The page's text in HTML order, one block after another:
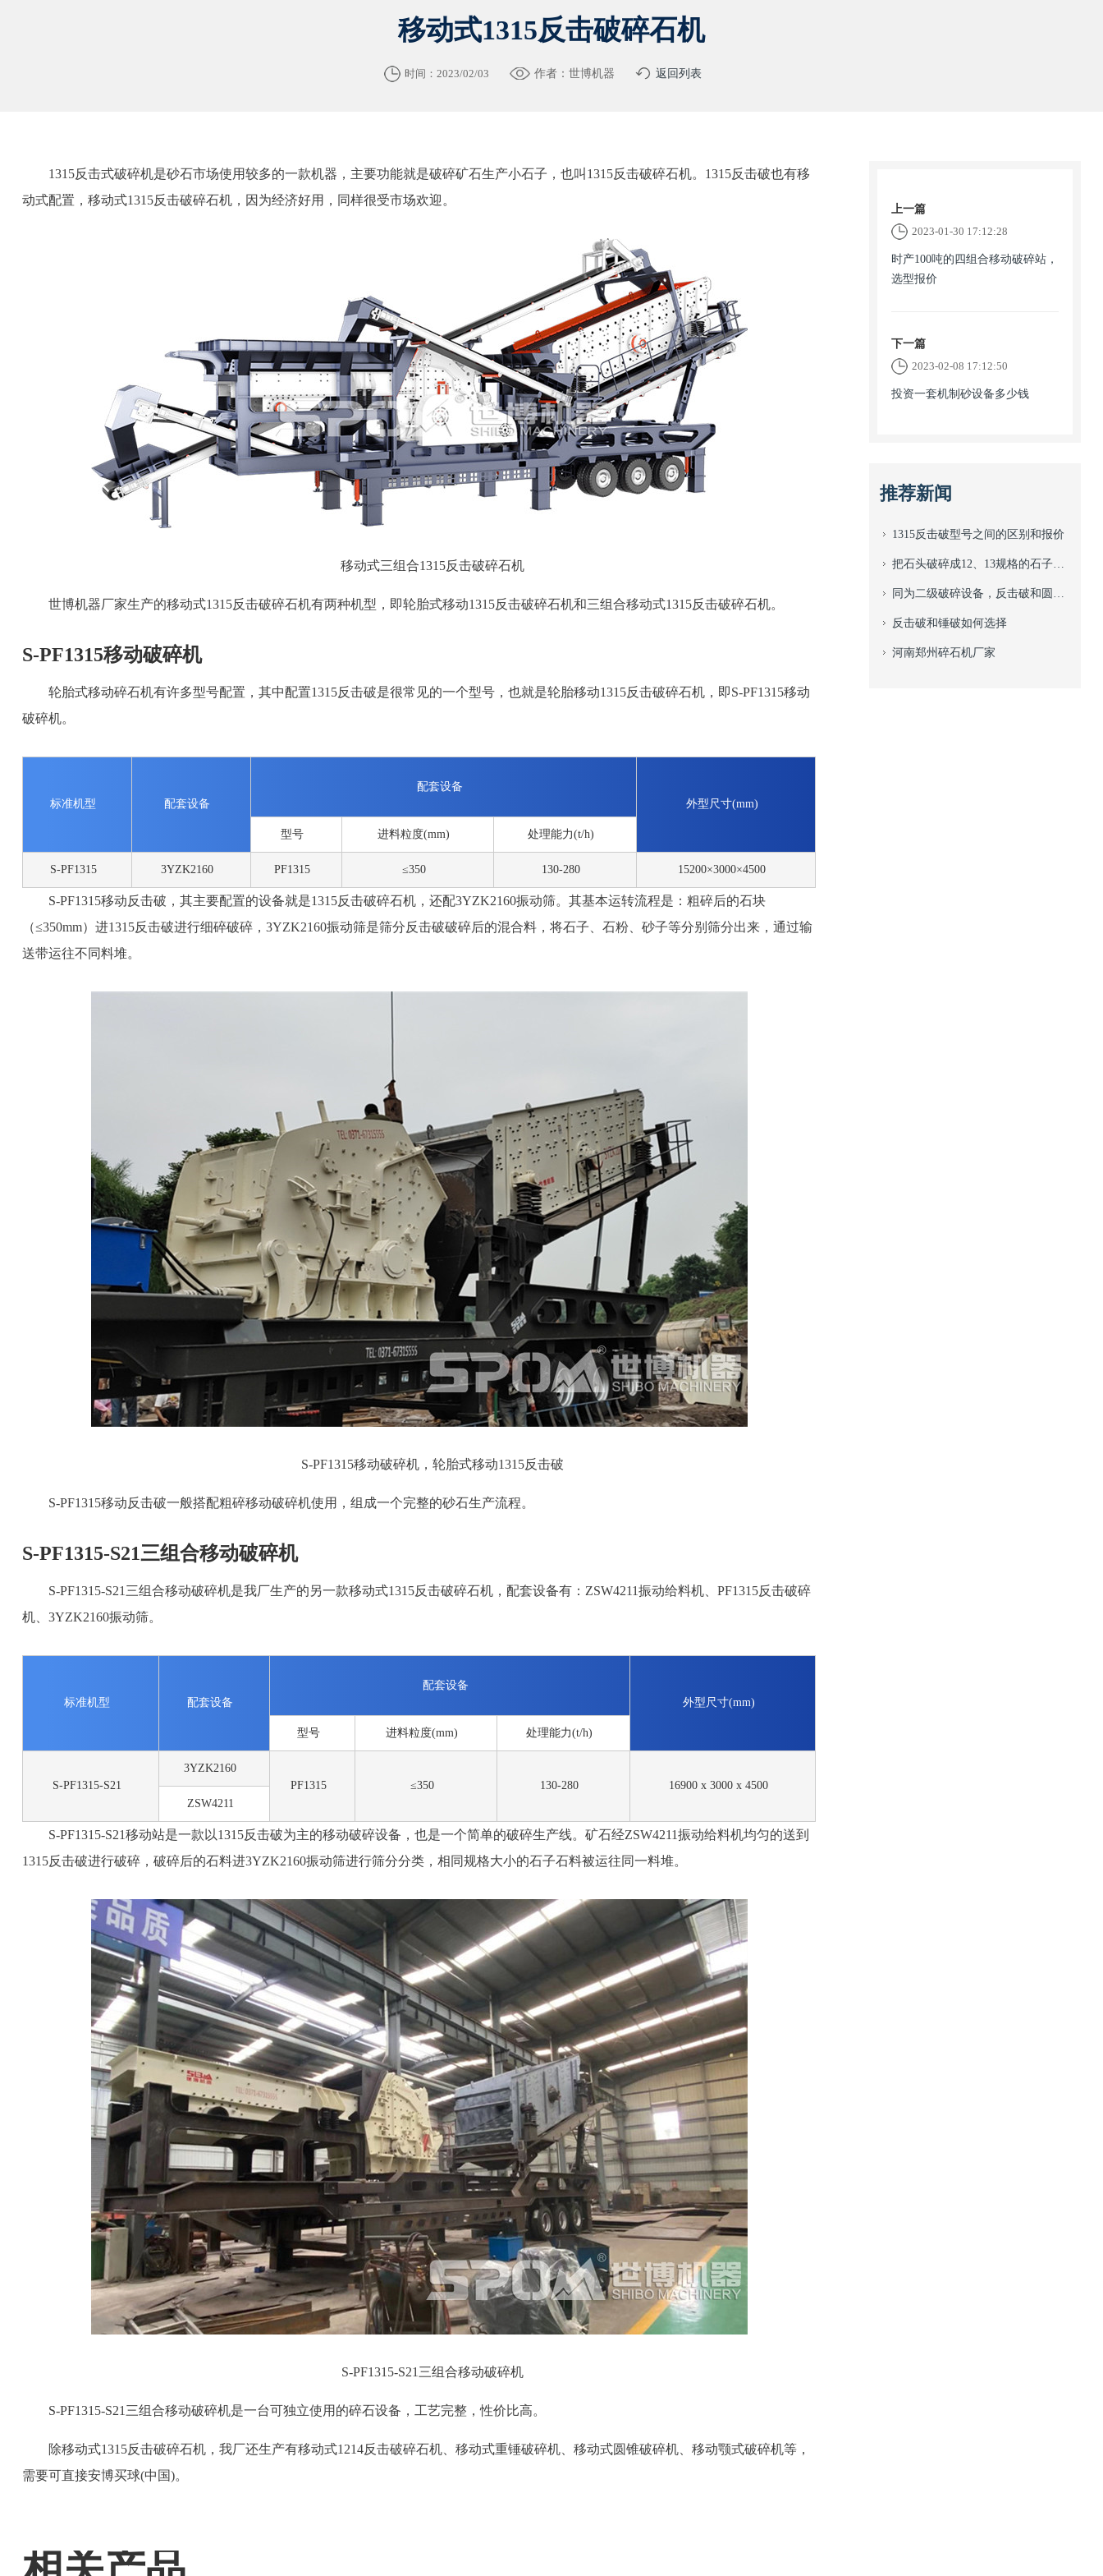
移动式1315反击破碎石机
时间：2023/02/03 作者：世博机器 返回列表
1315反击式破碎机是砂石市场使用较多的一款机器，主要功能就是破碎矿石生产小石子，也叫1315反击破碎石机。1315反击破也有移
动式配置，移动式1315反击破碎石机，因为经济好用，同样很受市场欢迎。
移动式三组合1315反击破碎石机
世博机器厂家生产的移动式1315反击破碎石机有两种机型，即轮胎式移动1315反击破碎石机和三组合移动式1315反击破碎石机。
S-PF1315移动破碎机
轮胎式移动碎石机有许多型号配置，其中配置1315反击破是很常见的一个型号，也就是轮胎移动1315反击破碎石机，即S-PF1315移动
破碎机。
标准机型 配套设备
配套设备
外型尺寸(mm)
型号 进料粒度(mm) 处理能力(t/h)
S-PF1315 3YZK2160 PF1315 ≤350 130-280 15200×3000×4500
S-PF1315移动反击破，其主要配置的设备就是1315反击破碎石机，还配3YZK2160振动筛。其基本运转流程是：粗碎后的石块
（≤350mm）进1315反击破进行细碎破碎，3YZK2160振动筛是筛分反击破破碎后的混合料，将石子、石粉、砂子等分别筛分出来，通过输
送带运往不同料堆。
S-PF1315移动破碎机，轮胎式移动1315反击破
S-PF1315移动反击破一般搭配粗碎移动破碎机使用，组成一个完整的砂石生产流程。
S-PF1315-S21三组合移动破碎机
S-PF1315-S21三组合移动破碎机是我厂生产的另一款移动式1315反击破碎石机，配套设备有：ZSW4211振动给料机、PF1315反击破碎
机、3YZK2160振动筛。
标准机型 配套设备
配套设备
外型尺寸(mm)
型号 进料粒度(mm) 处理能力(t/h)
S-PF1315-S21
3YZK2160
PF1315
≤350 130-280
16900 x 3000 x 4500
ZSW4211
S-PF1315-S21移动站是一款以1315反击破为主的移动破碎设备，也是一个简单的破碎生产线。矿石经ZSW4211振动给料机均匀的送到
1315反击破进行破碎，破碎后的石料进3YZK2160振动筛进行筛分分类，相同规格大小的石子石料被运往同一料堆。
S-PF1315-S21三组合移动破碎机
S-PF1315-S21三组合移动破碎机是一台可独立使用的碎石设备，工艺完整，性价比高。
除移动式1315反击破碎石机，我厂还生产有移动式1214反击破碎石机、移动式重锤破碎机、移动式圆锥破碎机、移动颚式破碎机等，
需要可直接安博买球(中国)。
上一篇
2023-01-30 17:12:28
时产100吨的四组合移动破碎站，
选型报价
下一篇
2023-02-08 17:12:50
投资一套机制砂设备多少钱
推荐新闻
1315反击破型号之间的区别和报价
把石头破碎成12、13规格的石子该选用什么型号的碎石机？
反击破和锤破如何选择
河南郑州碎石机厂家